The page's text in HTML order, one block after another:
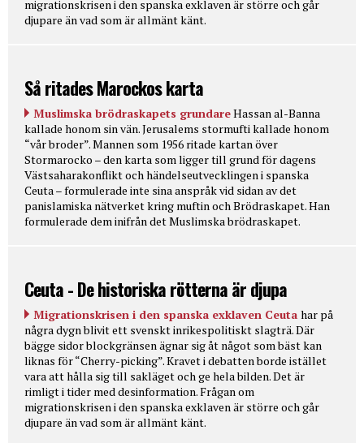
migrationskrisen i den spanska exklaven är större och går
djupare än vad som är allmänt känt.
Så ritades Marockos karta
Muslimska brödraskapets grundareHassan al-Banna
kallade honom sin vän. Jerusalems stormufti kallade honom
“vår broder”. Mannen som 1956 ritade kartan över
Stormarocko – den karta som ligger till grund för dagens
Västsaharakonflikt och händelseutvecklingen i spanska
Ceuta – formulerade inte sina anspråk vid sidan av det
panislamiska nätverket kring muftin och Brödraskapet. Han
formulerade dem inifrån det Muslimska brödraskapet.
Ceuta - De historiska rötterna är djupa
Migrationskrisen i den spanska exklaven Ceuta har på
några dygn blivit ett svenskt inrikespolitiskt slagträ. Där
bägge sidor blockgränsen ägnar sig åt något som bäst kan
liknas för “Cherry-picking”. Kravet i debatten borde istället
vara att hålla sig till sakläget och ge hela bilden. Det är
rimligt i tider med desinformation. Frågan om
migrationskrisen i den spanska exklaven är större och går
djupare än vad som är allmänt känt.